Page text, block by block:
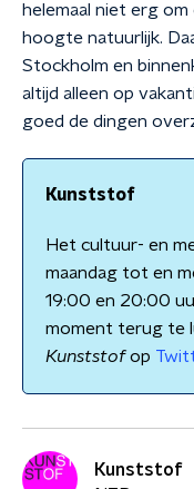
helemaal niet erg
hoogte natuurlijk.
Stockholm en
altijd alleen op
goed de dingen
Kunststof
Het cultuur- en
maandag tot en
19:00 en 20:00
moment terug te
Kunststofop
Kunststof